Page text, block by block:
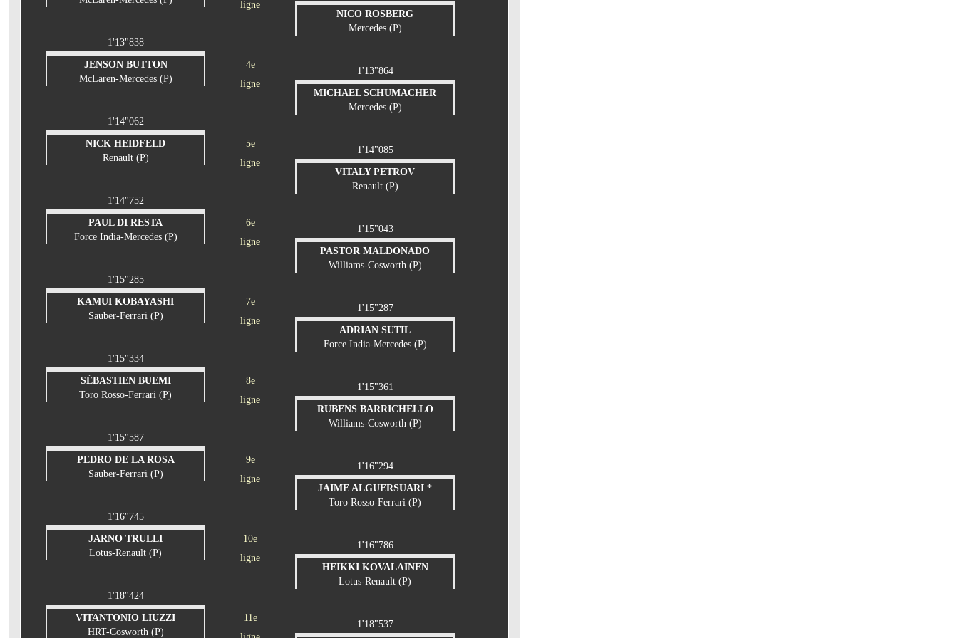
ligne
NICO ROSBERG
Mercedes (P)
1'13"838
JENSON BUTTON
McLaren-Mercedes (P)
4e
ligne
1'13"864
MICHAEL SCHUMACHER
Mercedes (P)
1'14"062
NICK HEIDFELD
Renault (P)
5e
ligne
1'14"085
VITALY PETROV
Renault (P)
1'14"752
PAUL DI RESTA
Force India-Mercedes (P)
6e
ligne
1'15"043
PASTOR MALDONADO
Williams-Cosworth (P)
1'15"285
KAMUI KOBAYASHI
Sauber-Ferrari (P)
7e
ligne
1'15"287
ADRIAN SUTIL
Force India-Mercedes (P)
1'15"334
SÉBASTIEN BUEMI
Toro Rosso-Ferrari (P)
8e
ligne
1'15"361
RUBENS BARRICHELLO
Williams-Cosworth (P)
1'15"587
PEDRO DE LA ROSA
Sauber-Ferrari (P)
9e
ligne
1'16"294
JAIME ALGUERSUARI *
Toro Rosso-Ferrari (P)
1'16"745
JARNO TRULLI
Lotus-Renault (P)
10e
ligne
1'16"786
HEIKKI KOVALAINEN
Lotus-Renault (P)
1'18"424
VITANTONIO LIUZZI
HRT-Cosworth (P)
11e
1'18"537